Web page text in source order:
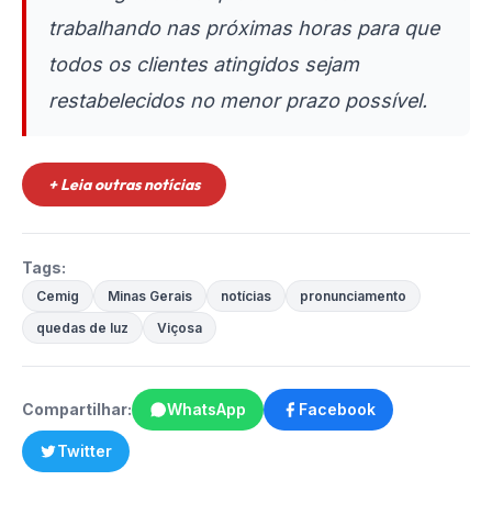
trabalhando nas próximas horas para que
todos os clientes atingidos sejam
restabelecidos no menor prazo possível.
+ Leia outras notícias
Tags:
Cemig Minas Gerais notícias
pronunciamento
quedas de luz
Viçosa
Compartilhar: WhatsApp Facebook
Twitter